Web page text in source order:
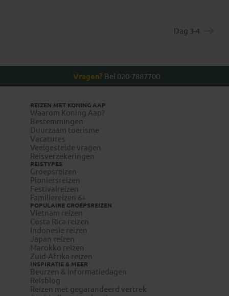
Dag 3-4
Vragen? Bel 020-7887700
REIZEN MET KONING AAP
Waarom Koning Aap?
Bestemmingen
Duurzaam toerisme
Vacatures
Veelgestelde vragen
Reisverzekeringen
REISTYPES
Groepsreizen
Pioniersreizen
Festivalreizen
Familiereizen 6+
POPULAIRE GROEPSREIZEN
Vietnam reizen
Costa Rica reizen
Indonesie reizen
Japan reizen
Marokko reizen
Zuid-Afrika reizen
INSPIRATIE & MEER
Beurzen & informatiedagen
Reisblog
Reizen met gegarandeerd vertrek